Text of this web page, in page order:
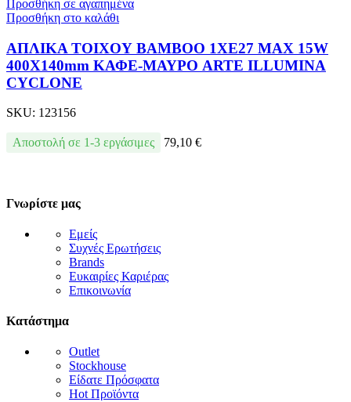
Προσθήκη σε αγαπημένα
Προσθήκη στο καλάθι
ΑΠΛΙΚΑ ΤΟΙΧΟΥ ΒΑΜΒΟΟ 1XE27 MAX 15W
400X140mm ΚΑΦΕ-ΜΑΥΡΟ ARTE ILLUMINA
CYCLONE
SKU: 123156
Αποστολή σε 1-3 εργάσιμες 79,10 €
Γνωρίστε μας
Εμείς
Συχνές Ερωτήσεις
Brands
Ευκαιρίες Καριέρας
Επικοινωνία
Κατάστημα
Outlet
Stockhouse
Είδατε Πρόσφατα
Hot Προϊόντα